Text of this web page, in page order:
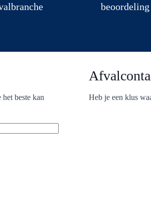
beste kan
Heb je een klus